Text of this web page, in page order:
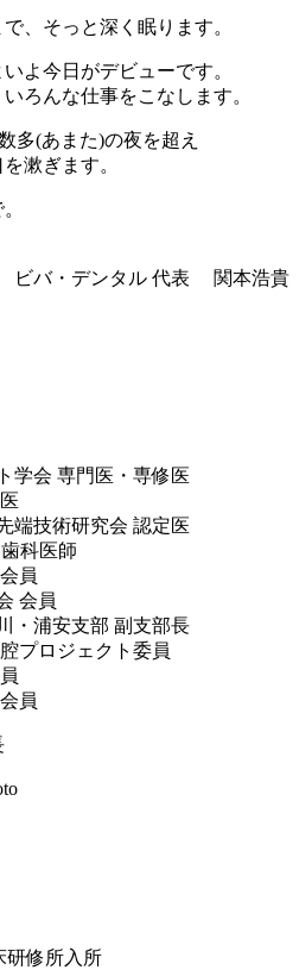
、そっと深く眠ります。
よ今日がデビューです。
ろんな仕事をこなします。
多(あまた)の夜を超え
漱ぎます。
ビバ・デンタル 代表 関本浩貴
学会 専⾨医・専修医
端技術研究会 認定医
科医師
員
会員
・浦安⽀部 副⽀部⻑
プロジェクト委員
員
研修所入所